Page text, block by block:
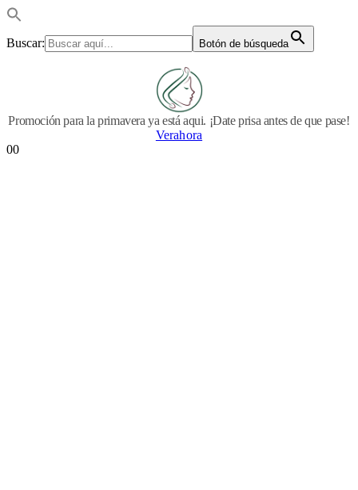
Buscar: Botón de búsqueda
Promoción para la primavera ya está aqui. ¡Date prisa antes de que pase!
Verahora
00